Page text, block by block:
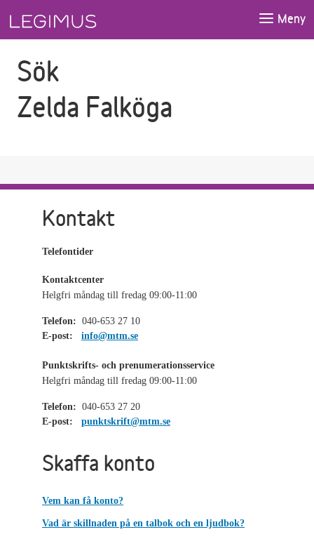
Meny
Sök
Zelda Falköga
Kontakt
Telefontider
Kontaktcenter
Helgfri måndag till fredag 09:00-11:00
Telefon: 040-653 27 10
E-post:
info@mtm.se
Punktskrifts- och prenumerationsservice
Helgfri måndag till fredag 09:00-11:00
Telefon: 040-653 27 20
E-post:
punktskrift@mtm.se
Skaffa konto
Vem kan få konto?
Vad är skillnaden på en talbok och en ljudbok?